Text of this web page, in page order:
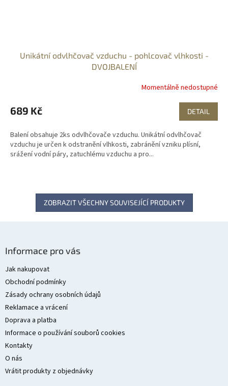
Unikátní odvlhčovač vzduchu - pohlcovač vlhkosti -
DVOJBALENÍ
Momentálně nedostupné
689 Kč DETAIL
Balení obsahuje 2ks odvlhčovače vzduchu. Unikátní odvlhčovač
vzduchu je určen k odstranění vlhkosti, zabránění vzniku plísní,
srážení vodní páry, zatuchlému vzduchu a pro...
ZOBRAZIT VŠECHNY SOUVISEJÍCÍ PRODUKTY
Informace pro vás
Jak nakupovat
Obchodní podmínky
Zásady ochrany osobních údajů
Reklamace a vrácení
Doprava a platba
Informace o používání souborů cookies
Kontakty
O nás
Vrátit produkty z objednávky